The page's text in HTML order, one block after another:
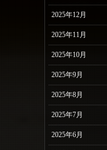
2025年12月
2025年11月
2025年10月
2025年9月
2025年8月
2025年7月
2025年6月